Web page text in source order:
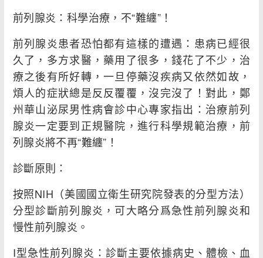
前列腺炎：科學治療，不“難纏”！
前列腺炎患者恐怕都有這樣的遭遇：患病已經很
久了，多方求醫，藥用了很多，錢花了不少，治
療之後有所好轉，一旦停藥沒疾病又依然如故，
煩人的症狀總是反反覆覆，沒完沒了！對此，鄭
州華山泌尿男性病會診中心專家指出：治療前列
腺炎一定要到正規醫院，進行科學規範治療，前
列腺炎將不再“難纏”！
診斷原則：
按照NIH（美國國立衛生研究院發表的分型方法）
分型診斷前列腺炎，可大略分爲急性前列腺炎和
慢性前列腺炎。
I型急性前列腺炎：診斷主要依據病史、體檢、血